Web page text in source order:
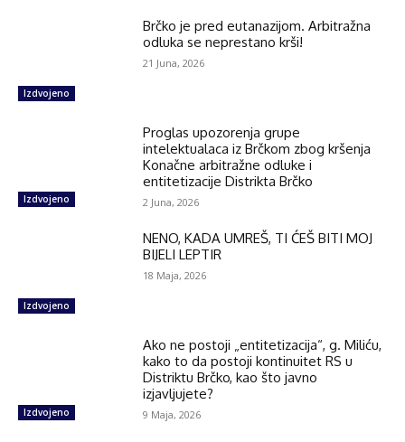
Izdvojeno
Brčko je pred eutanazijom. Arbitražna
odluka se neprestano krši!
21 Juna, 2026
Izdvojeno
Proglas upozorenja grupe
intelektualaca iz Brčkom zbog kršenja
Konačne arbitražne odluke i
entitetizacije Distrikta Brčko
2 Juna, 2026
Izdvojeno
NENO, KADA UMREŠ, TI ĆEŠ BITI MOJ
BIJELI LEPTIR
18 Maja, 2026
Izdvojeno
Ako ne postoji „entitetizacija“, g. Miliću,
kako to da postoji kontinuitet RS u
Distriktu Brčko, kao što javno
izjavljujete?
9 Maja, 2026